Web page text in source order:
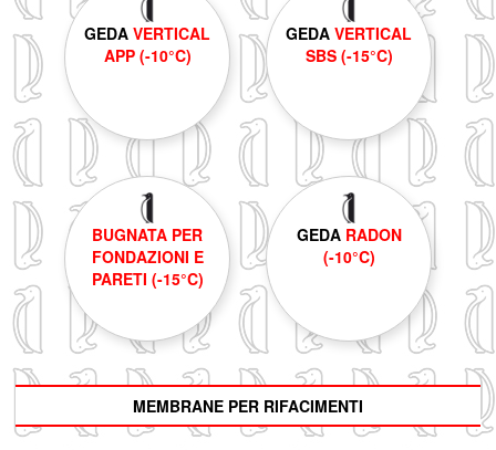
GEDA VERTICAL
APP (-10°C)
GEDA VERTICAL
SBS (-15°C)
BUGNATA PER
FONDAZIONI E
PARETI (-15°C)
GEDARADON
(-10°C)
MEMBRANE PER RIFACIMENTI